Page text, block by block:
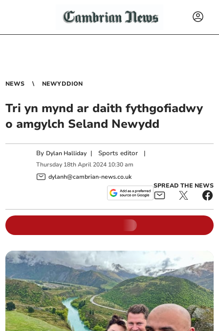
NEWS NEWYDDION
Tri yn mynd ar daith fythgofiadwy
o amgylch Seland Newydd
By Dylan Halliday | Sports editor |
Thursday 18th April 2024 10:30 am
dylanh@cambrian-news.co.uk
SPREAD THE NEWS